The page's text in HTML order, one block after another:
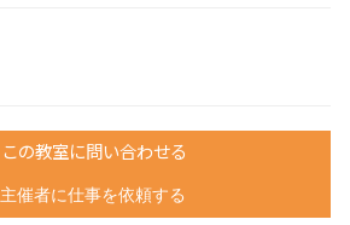
この教室に問い合わせる
主催者に仕事を依頼する